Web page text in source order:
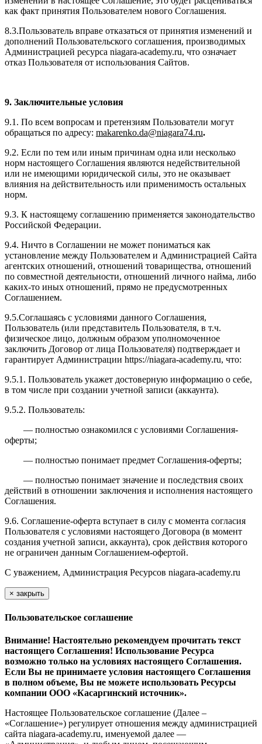
как факт принятия Пользователем нового Соглашения.
8.3.Пользователь вправе отказаться от принятия изменений и
дополнений Пользовательского соглашения, производимых
Администрацией ресурса niagara-academy.ru, что означает
отказ Пользователя от использования Сайтов.
9. Заключительные условия
9.1. По всем вопросам и претензиям Пользователи могут
обращаться по адресу: makarenko.da@niagara74.ru.
9.2. Если по тем или иным причинам одна или несколько
норм настоящего Соглашения являются недействительной
или не имеющими юридической силы, это не оказывает
влияния на действительность или применимость остальных
норм.
9.3. К настоящему соглашению применяется законодательство
Российской Федерации.
9.4. Ничто в Соглашении не может пониматься как
установление между Пользователем и Администрацией Сайта
агентских отношений, отношений товарищества, отношений
по совместной деятельности, отношений личного найма, либо
каких-то иных отношений, прямо не предусмотренных
Соглашением.
9.5.Соглашаясь с условиями данного Соглашения,
Пользователь (или представитель Пользователя, в т.ч.
физическое лицо, должным образом уполномоченное
заключить Договор от лица Пользователя) подтверждает и
гарантирует Администрации https://niagara-academy.ru, что:
9.5.1. Пользователь укажет достоверную информацию о себе,
в том числе при создании учетной записи (аккаунта).
9.5.2. Пользователь:
— полностью ознакомился с условиями Соглашения-
оферты;
— полностью понимает предмет Соглашения-оферты;
— полностью понимает значение и последствия своих
действий в отношении заключения и исполнения настоящего
Соглашения.
9.6. Соглашение-оферта вступает в силу с момента согласия
Пользователя с условиями настоящего Договора (в момент
создания учетной записи, аккаунта), срок действия которого
не ограничен данным Соглашением-офертой.
С уважением, Администрация Ресурсов niagara-academy.ru
× закрыть
Пользовательское соглашение
Внимание! Настоятельно рекомендуем прочитать текст
настоящего Соглашения! Использование Ресурса
возможно только на условиях настоящего Соглашения.
Если Вы не принимаете условия настоящего Соглашения
в полном объеме, Вы не можете использовать Ресурсы
компании ООО «Касаргинский источник».
Настоящее Пользовательское соглашение (Далее –
«Соглашение») регулирует отношения между администрацией
сайта niagara-academy.ru, именуемой далее —